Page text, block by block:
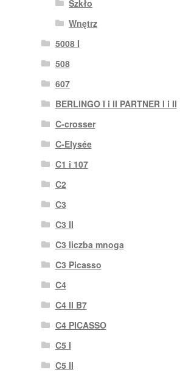
Szkło
Wnętrz
5008 I
508
607
BERLINGO I i II PARTNER I i II
C-crosser
C-Elysée
C1 i 107
C2
C3
C3 II
C3 liczba mnoga
C3 Picasso
C4
C4 II B7
C4 PICASSO
C5 I
C5 II